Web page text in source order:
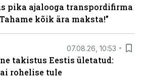
pika ajalooga transpordifirma
kõik ära maksta!”
07.08.26, 10:53
takistus Eestis ületatud:
rohelise tule